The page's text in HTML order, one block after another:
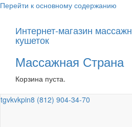
Перейти к основному содержанию
Интернет-магазин
кушеток
Массажная Страна
Корзина пуста.
tgvkvkpin8 (812) 904-34-70